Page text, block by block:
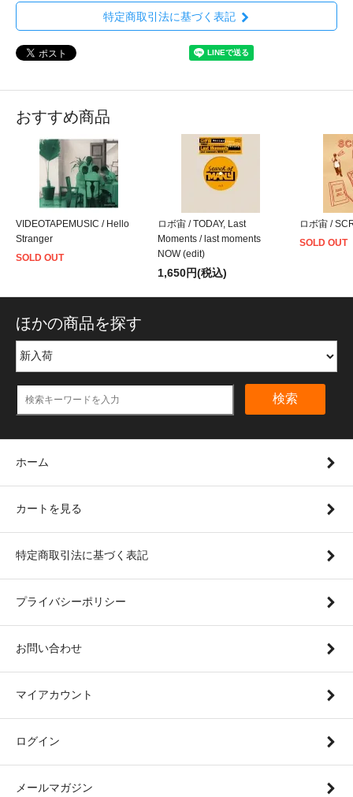
特定商取引法に基づく表記
おすすめ商品
VIDEOTAPEMUSIC / Hello
Stranger
SOLD OUT
ロボ宙 / TODAY, Last
Moments / last moments
NOW (edit)
1,650円(税込)
ロボ宙 /
SOLD OUT
ほかの商品を探す
検索
ホーム
カートを見る
特定商取引法に基づく表記
プライバシーポリシー
お問い合わせ
マイアカウント
ログイン
メールマガジン